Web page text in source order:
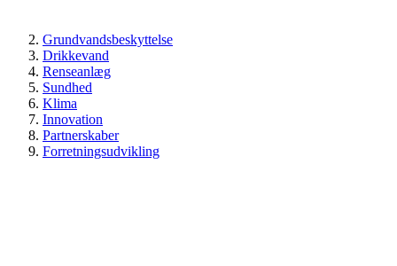
Grundvandsbeskyttelse
Drikkevand
Renseanlæg
Sundhed
Klima
Innovation
Partnerskaber
Forretningsudvikling